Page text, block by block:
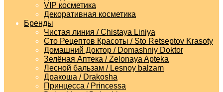
VIP косметика
Декоративная косметика
Бренды
Чистая линия / Chistaya Liniya
Сто Рецептов Красоты / Sto Retseptov Krasoty
Домашний Доктор / Domashniy Doktor
Зелёная Аптека / Zelonaya Apteka
Лесной бальзам / Lesnoy balzam
Дракоша / Drakosha
Принцесса / Princessa